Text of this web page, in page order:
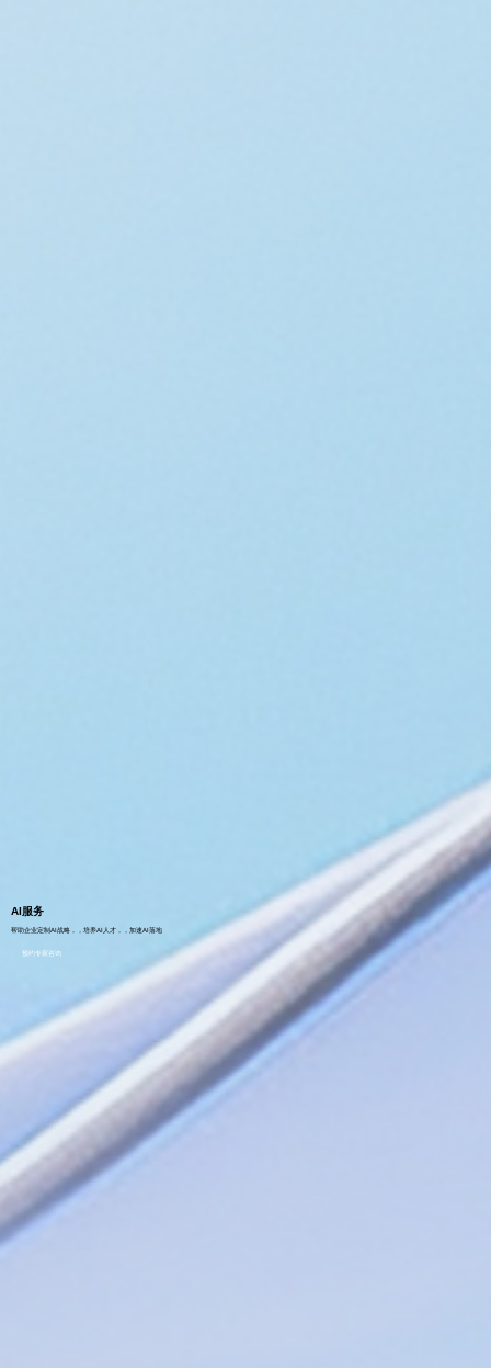
AI服务
帮助企业定制AI战略，，培养AI人才，，加速AI落地
预约专家咨询